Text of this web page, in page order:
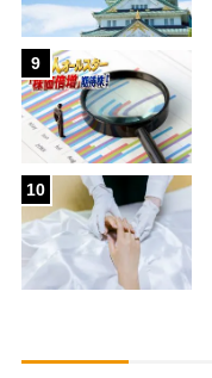
9
10